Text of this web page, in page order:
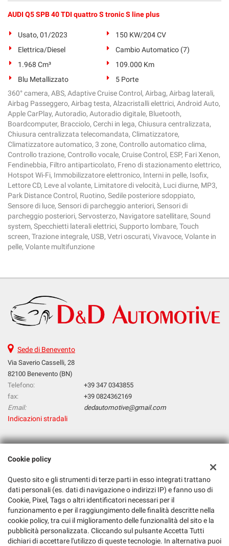
AUDI Q5 SPB 40 TDI quattro S tronic S line plus
Usato, 01/2023
150 KW/204 CV
Elettrica/Diesel
Cambio Automatico (7)
1.968 Cm³
109.000 Km
Blu Metallizzato
5 Porte
360° camera, ABS, Adaptive Cruise Control, Airbag, Airbag laterali,
Airbag Passeggero, Airbag testa, Alzacristalli elettrici, Android Auto,
Apple CarPlay, Autoradio, Autoradio digitale, Bluetooth,
Boardcomputer, Bracciolo, Cerchi in lega, Chiusura centralizzata,
Chiusura centralizzata telecomandata, Climatizzatore,
Climatizzatore automatico, 3 zone, Controllo automatico clima,
Controllo trazione, Controllo vocale, Cruise Control, ESP, Fari Xenon,
Fendinebbia, Filtro antiparticolato, Freno di stazionamento elettrico,
Hotspot Wi-Fi, Immobilizzatore elettronico, Interni in pelle, Isofix,
Lettore CD, Leve al volante, Limitatore di velocità, Luci diurne, MP3,
Park Distance Control, Ruotino, Sedile posteriore sdoppiato,
Sensore di luce, Sensori di parcheggio anteriori, Sensori di
parcheggio posteriori, Servosterzo, Navigatore satellitare, Sound
system, Specchietti laterali elettrici, Supporto lombare, Touch
screen, Trazione integrale, USB, Vetri oscurati, Vivavoce, Volante in
pelle, Volante multifunzione
Sede di Benevento
Via Saverio Casselli, 28
82100 Benevento (BN)
Telefono:
+39 347 0343855
fax:
+39 0824362169
Email:
dedautomotive@gmail.com
Indicazioni stradali
Dati fiscali:
Via Saverio Casselli, 28, 82100 Benevento BN
C.F/P.IVA:01561740620
Registro delle imprese:BN
Cookie policy
Questo sito e gli strumenti di terze parti in esso integrati trattano
dati personali (es. dati di navigazione o indirizzi IP) e fanno uso di
Cookie, Pixel, Tags o altri identificatori necessari per il
funzionamento e per il raggiungimento delle finalità descritte nella
cookie policy, tra cui il miglioramento delle funzionalità del sito e la
pubblicità personalizzata. Cliccando sul pulsante Accetta Tutti
dichiari di accettare l'utilizzo di queste tecnologie. In alternativa puoi